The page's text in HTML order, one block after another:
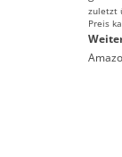
zuletzt
Preis